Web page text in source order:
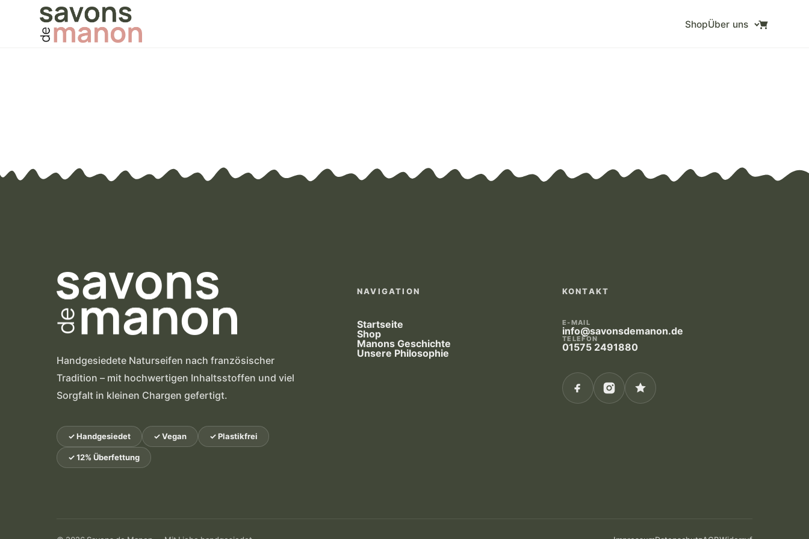
ShopÜber uns
Handgesiedete Naturseifen nach französischer
Tradition – mit hochwertigen Inhaltsstoffen und viel
Sorgfalt in kleinen Chargen gefertigt.
✓ Handgesiedet ✓ Vegan ✓ Plastikfrei
✓ 12% Überfettung
NAVIGATION
Startseite
Shop
Manons Geschichte
Unsere Philosophie
KONTAKT
E-MAIL
info@savonsdemanon.de
TELEFON
01575 2491880